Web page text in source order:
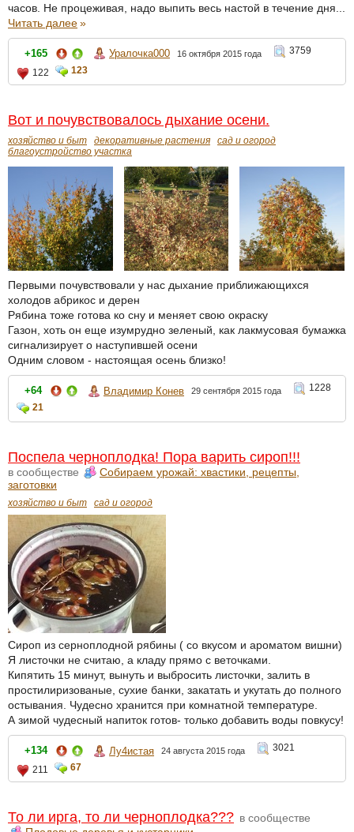
часов. Не процеживая, надо выпить весь настой в течение дня...
Читать далее»
+165 Уралочка000 16 октября 2015 года
3759
122
123
Вот и почувствовалось дыхание осени.
хозяйство и быт декоративные растения
сад и огород
благоустройство участка
Первыми почувствовали у нас дыхание приближающихся
холодов абрикос и дерен
Рябина тоже готова ко сну и меняет свою окраску
Газон, хоть он еще изумрудно зеленый, как лакмусовая бумажка
сигнализирует о наступившей осени
Одним словом - настоящая осень близко!
+64 Владимир Конев 29 сентября 2015 года
1228
21
Поспела черноплодка! Пора варить сироп!!!
в сообществе
Собираем урожай: хвастики, рецепты,
заготовки
хозяйство и быт сад и огород
Сироп из серноплодной рябины ( со вкусом и ароматом вишни)
Я листочки не считаю, а кладу прямо с веточками.
Кипятить 15 минут, вынуть и выбросить листочки, залить в
простилиризованые, сухие банки, закатать и укутать до полного
остывания. Чудесно хранится при комнатной температуре.
А зимой чудесный напиток готов- только добавить воды повкусу!
+134 Лу4истая 24 августа 2015 года
3021
211
67
То ли ирга, то ли черноплодка??? в сообществе